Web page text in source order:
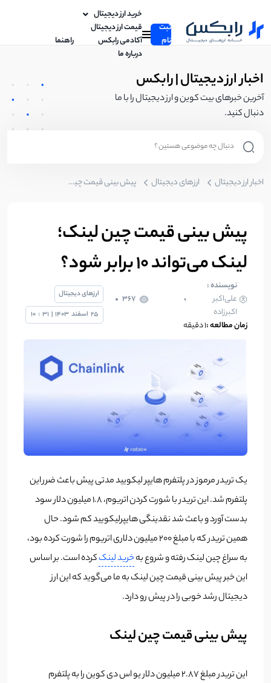
ثبت
نام
خرید ارز دیجیتال
قیمت ارز دیجیتال
آکادمی رابکس
راهنما
درباره ما
اخبار ارز دیجیتال | رابکس
آخرین خبرهای بیت کوین و ارز دیجیتال را با ما
دنبال کنید.
اخبار ارز دیجیتال ارزهای دیجیتال پیش بینی قیمت چین لینک؛ لینک می‌تواند 10 برابر شود؟
پیش بینی قیمت چین لینک؛
لینک می‌تواند 10 برابر شود؟
نویسنده :
علی‌اکبر
اکبرزاده
367
زمان مطالعه :1 دقیقه
ارزهای دیجیتال
25 اسفند 1403
|
31
:
10
یک تریدر مرموز در پلتفرم هایپر لیکویید مدتی پیش باعث ضرر این
پلتفرم شد. این تریدر با شورت کردن اتریوم، 1.8 میلیون دلار سود
بدست آورد و باعث شد نقدینگی هایپرلیکویید کم شود. حال
همین تریدر که با مبلغ 200 میلیون دلاری اتریوم را شورت کرده بود،
به سراغ چین لینک رفته و شروع بهخرید لینککرده است. بر اساس
این خبر پیش بینی قیمت چین لینک به ما می‌گوید که این ارز
دیجیتال رشد خوبی را در پیش رو دارد.
پیش بینی قیمت چین لینک
این تریدر مبلغ 2.87 میلیون دلار یو اس دی کوین را به پلتفرم